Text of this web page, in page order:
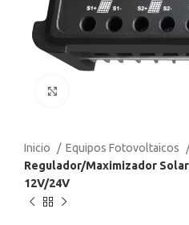
Inicio Equipos Fotovoltaicos
Regulador/Maximizador Solar
12V/24V